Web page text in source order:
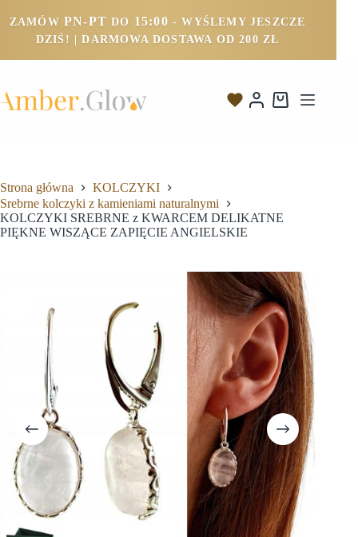
ZAMÓW PN-PT DO 15:00 - WYŚLEMY JESZCZE
DZIŚ! | DARMOWA DOSTAWA OD 200 ZŁ
Strona główna
KOLCZYKI
Srebrne kolczyki z kamieniami naturalnymi
KOLCZYKI SREBRNE z KWARCEM DELIKATNE
PIĘKNE WISZĄCE ZAPIĘCIE ANGIELSKIE